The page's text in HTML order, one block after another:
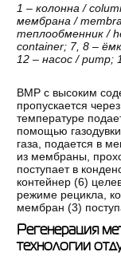
1 –колонна /
мембрана /
теплообменник/
container; 7, 8 –
12 –насос/ pump;
ВМР с высоким
пропускается
температуре
помощью
газа, подается в
из мембраны,
поступает в
контейнер (6)
режиме рецикла,
мембран (3)
Регенерация
технологии